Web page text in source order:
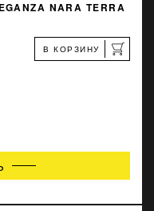
NARA TERRA
В КОРЗИНУ